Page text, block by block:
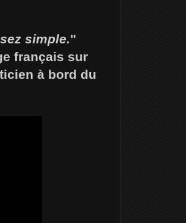
simple."
français sur
à bord du